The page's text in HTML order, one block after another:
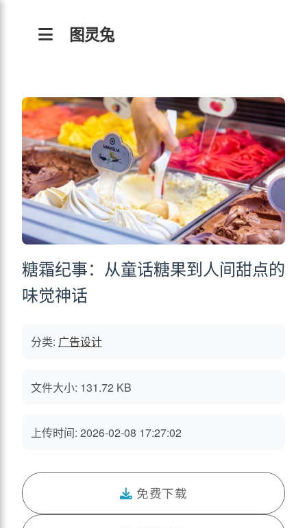
图灵兔
糖霜纪事：从童话糖果到人间甜点的
味觉神话
分类: 广告设计
文件大小: 131.72 KB
上传时间: 2026-02-08 17:27:02
免费下载